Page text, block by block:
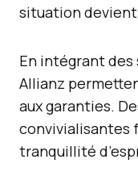
situation
En intégrant des
Allianz
aux garanties.
convivialisantes
tranquillité